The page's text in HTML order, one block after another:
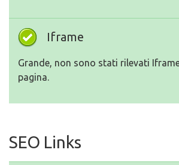
Iframe
Grande, non sono stati rilevati
pagina.
SEO Links